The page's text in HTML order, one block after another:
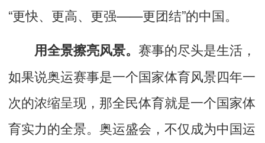
“更快、更高、更强——更团结”的中国。
用全景擦亮风景。 赛事的尽头是生活，
如果说奥运赛事是一个国家体育风景四年一
次的浓缩呈现，那全民体育就是一个国家体
育实力的全景。奥运盛会，不仅成为中国运